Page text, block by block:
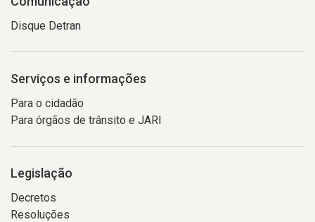
Disque Detran
Serviços e informações
Para o cidadão
Para órgãos de trânsito e JARI
Legislação
Decretos
Resoluções